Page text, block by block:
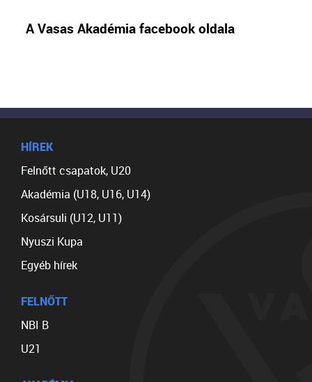
A Vasas Akadémia facebook oldala
HÍREK
Felnőtt csapatok, U20
Akadémia (U18, U16, U14)
Kosársuli (U12, U11)
Nyuszi Kupa
Egyéb hírek
FELNŐTT
NBI B
U21